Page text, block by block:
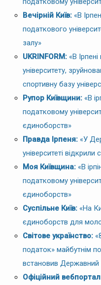
Вечірній Київ: «В
податкового
залу»
UKRINFORM: «В
університету,
спортивну базу
Рупор Київщини: «В
податковому
єдиноборств»
Правда Ірпеня: «У
університеті
Моя Київщина: «В
податковому
єдиноборств»
Суспільне Київ: «На
єдиноборств для
Світове українство:
податок» майбутнім
встановив Державний
Офіційний